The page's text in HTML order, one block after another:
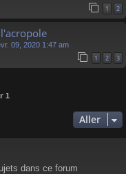
1 2
09, 2020 1:47 am
1 2 3
1
Aller
dans ce forum